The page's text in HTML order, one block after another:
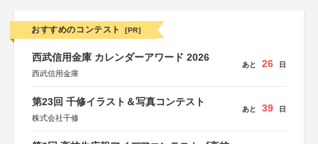
おすすめのコンテスト [PR]
西武信用金庫 カレンダーアワード 2026
西武信用金庫
あと 26 日
第23回 千修イラスト＆写真コンテスト
株式会社千修
あと 39 日